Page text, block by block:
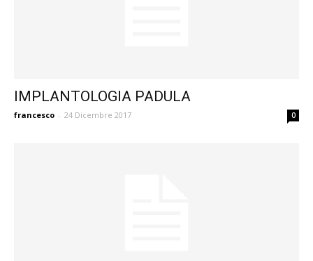
IMPLANTOLOGIA PADULA
francesco - 24 Dicembre 2017 0